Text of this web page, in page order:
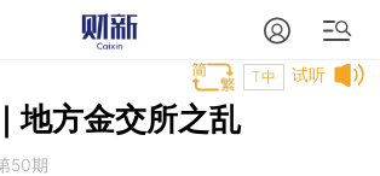
试听
T中
地方金交所之乱
50期